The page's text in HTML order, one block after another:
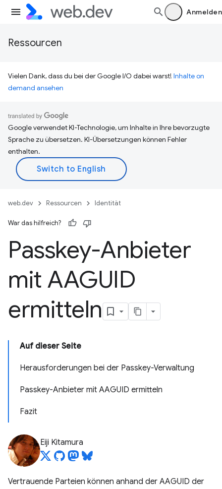
Anmelden
Ressourcen
Vielen Dank, dass du bei der Google I/O dabei warst! Inhalte on
demand ansehen
Google verwendet KI-Technologie, um Inhalte in Ihre bevorzugte
Sprache zu übersetzen. KI-Übersetzungen können Fehler
enthalten.
web.dev Ressourcen Identität
War das hilfreich?
Passkey-Anbieter
mit AAGUID
ermitteln
Auf dieser Seite
Herausforderungen bei der Passkey-Verwaltung
Passkey-Anbieter mit AAGUID ermitteln
Fazit
Eiji Kitamura
Vertrauende Parteien können anhand der AAGUID der